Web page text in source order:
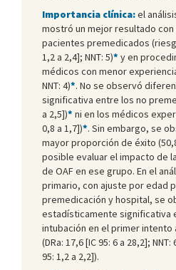
Importancia clínica:el
mostró un mejor resultado con
pacientes premedicados
1,2 a 2,4]; NNT: 5)* y en
médicos con menor
NNT: 4)*. No se observó
significativa entre los no
a 2,5])* ni en los médicos
0,8 a 1,7])*. Sin embargo, se
mayor proporción de éxito
posible evaluar el impacto de
de OAF en ese grupo. En el
primario, con ajuste por edad
premedicación y hospital, se
estadísticamente significativa
intubación en el primer intento
(DRa: 17,6 [IC 95: 6 a 28,2]; NNT:
95: 1,2 a 2,2]).